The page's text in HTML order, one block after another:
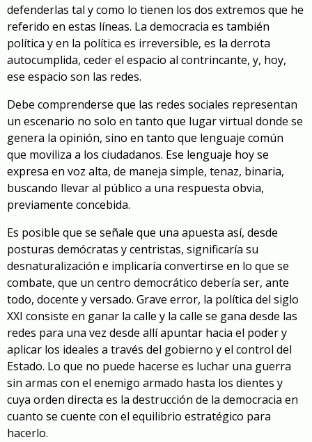
defenderlas tal y como lo tienen los dos extremos que he
referido en estas líneas. La democracia es también
política y en la política es irreversible, es la derrota
autocumplida, ceder el espacio al contrincante, y, hoy,
ese espacio son las redes.
Debe comprenderse que las redes sociales representan
un escenario no solo en tanto que lugar virtual donde se
genera la opinión, sino en tanto que lenguaje común
que moviliza a los ciudadanos. Ese lenguaje hoy se
expresa en voz alta, de maneja simple, tenaz, binaria,
buscando llevar al público a una respuesta obvia,
previamente concebida.
Es posible que se señale que una apuesta así, desde
posturas demócratas y centristas, significaría su
desnaturalización e implicaría convertirse en lo que se
combate, que un centro democrático debería ser, ante
todo, docente y versado. Grave error, la política del siglo
XXI consiste en ganar la calle y la calle se gana desde las
redes para una vez desde allí apuntar hacia el poder y
aplicar los ideales a través del gobierno y el control del
Estado. Lo que no puede hacerse es luchar una guerra
sin armas con el enemigo armado hasta los dientes y
cuya orden directa es la destrucción de la democracia en
cuanto se cuente con el equilibrio estratégico para
hacerlo.